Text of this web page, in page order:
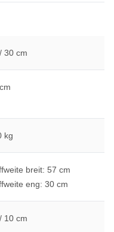
30 cm
kg
breit: 57 cm
eng: 30 cm
10 cm